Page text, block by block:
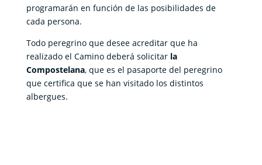
programarán en función de las posibilidades de
cada persona.
Todo peregrino que desee acreditar que ha
realizado el Camino deberá solicitarla
Compostelana, que es el pasaporte del peregrino
que certifica que se han visitado los distintos
albergues.